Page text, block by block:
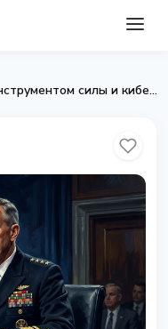
Адмирал ВМС США назвал Bitcoin инструментом силы и кибербезопасности